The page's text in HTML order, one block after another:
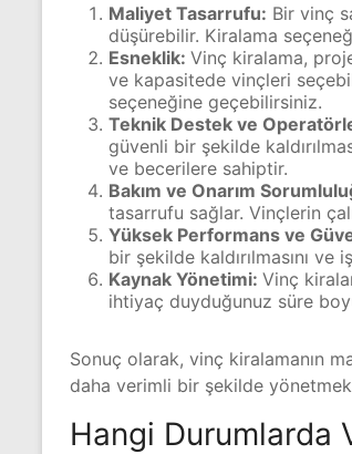
Maliyet Tasarrufu: Bir vinç
düşürebilir. Kiralama
Esneklik: Vinç kiralama,
ve kapasitede vinçleri
seçeneğine geçebilirsiniz.
Teknik Destek ve
güvenli bir şekilde
ve becerilere sahiptir.
Bakım ve Onarım
tasarrufu sağlar. Vinçlerin
Yüksek Performans ve
bir şekilde kaldırılmasını
Kaynak Yönetimi: Vinç
ihtiyaç duyduğunuz süre
Sonuç olarak, vinç kiralamanın
daha verimli bir şekilde
Hangi Durumlarda